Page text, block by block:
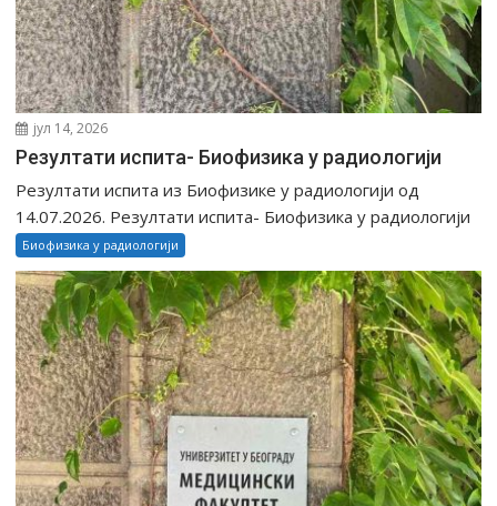
јул 14, 2026
Резултати испита- Биофизика у радиологији
Резултати испита из Биофизике у радиологији од
14.07.2026. Резултати испита- Биофизика у радиологији
Биофизика у радиологији